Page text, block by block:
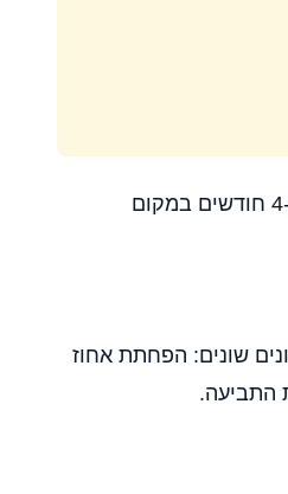
אחד השינויים המשמעותיים בשנת 2025 הוא הקמת "מסלול מהיר" לטיפול בתביעות עד 100,000 ש"ח. מסלול זה מאפשר פתרון התביעה תוך 4-6 חודשים במקום
שונים: הפחתת אחוז
התביעה.